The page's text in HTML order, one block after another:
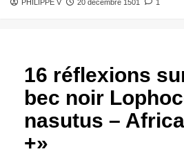
PHILIPPE V 20 décembre 1501 1
16 réflexions
bec noir
nasutus –
+»